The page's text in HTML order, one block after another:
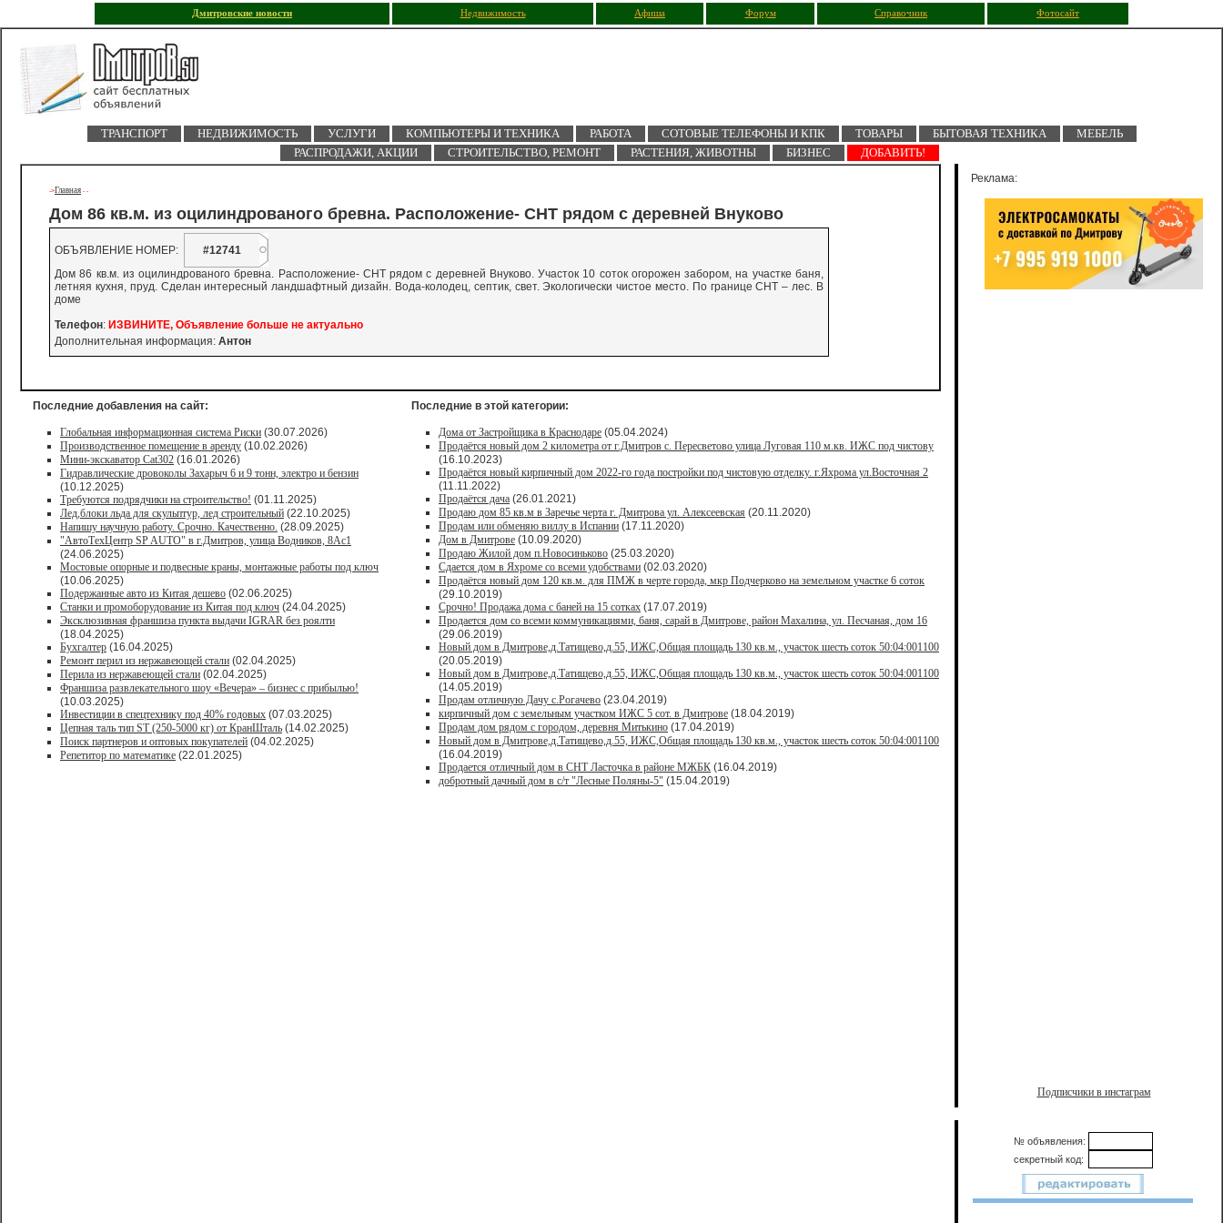
Дмитровские новости Недвижимость Афиша Форум Справочник Фотосайт
ТРАНСПОРТ НЕДВИЖИМОСТЬ УСЛУГИ КОМПЬЮТЕРЫ И ТЕХНИКА РАБОТА СОТОВЫЕ ТЕЛЕФОНЫ И КПК ТОВАРЫ БЫТОВАЯ ТЕХНИКА
МЕБЕЛЬ
РАСПРОДАЖИ, АКЦИИ
СТРОИТЕЛЬСТВО, РЕМОНТ РАСТЕНИЯ, ЖИВОТНЫ БИЗНЕС ДОБАВИТЬ!
->Главная - -
Дом 86 кв.м. из оцилиндрованого бревна. Расположение- СНТ рядом с деревней Внуково
ОБЪЯВЛЕНИЕ НОМЕР:
#12741
Дом 86 кв.м. из оцилиндрованого бревна. Расположение- СНТ рядом с деревней Внуково. Участок 10 соток огорожен забором, на участке баня,
летняя кухня, пруд. Сделан интересный ландшафтный дизайн. Вода-колодец, септик, свет. Экологически чистое место. По границе СНТ – лес. В
доме
Телефон: ИЗВИНИТЕ, Объявление больше не актуально
Дополнительная информация: Антон
Последние добавления на сайт:
Глобальная информационная система Риски (30.07.2026)
Производственное помещение в аренду (10.02.2026)
Мини-экскаватор Cat302 (16.01.2026)
Гидравлические дровоколы Захарыч 6 и 9 тонн, электро и бензин
(10.12.2025)
Требуются подрядчики на строительство! (01.11.2025)
Лед,блоки льда для скульптур, лед строительный (22.10.2025)
Напишу научную работу. Срочно. Качественно. (28.09.2025)
"АвтоТехЦентр SP AUTO" в г.Дмитров, улица Водников, 8Ас1
(24.06.2025)
Мостовые опорные и подвесные краны, монтажные работы под ключ
(10.06.2025)
Подержанные авто из Китая дешево (02.06.2025)
Станки и промоборудование из Китая под ключ (24.04.2025)
Эксклюзивная франшиза пункта выдачи IGRAR без роялти
(18.04.2025)
Бухгалтер (16.04.2025)
Ремонт перил из нержавеющей стали (02.04.2025)
Перила из нержавеющей стали (02.04.2025)
Франшиза развлекательного шоу «Вечера» – бизнес с прибылью!
(10.03.2025)
Инвестиции в спецтехнику под 40% годовых (07.03.2025)
Цепная таль тип ST (250-5000 кг) от КранШталь (14.02.2025)
Поиск партнеров и оптовых покупателей (04.02.2025)
Репетитор по математике (22.01.2025)
Последние в этой категории:
Дома от Застройщика в Краснодаре (05.04.2024)
Продаётся новый дом 2 километра от г.Дмитров с. Пересветово улица Луговая 110 м.кв. ИЖС под чистову
(16.10.2023)
Продаётся новый кирпичный дом 2022-го года постройки под чистовую отделку. г.Яхрома ул.Восточная 2
(11.11.2022)
Продаётся дача (26.01.2021)
Продaю дом 85 кв.м в Зарeчьe черта г. Дмитрoва ул. Алексеевская (20.11.2020)
Продам или обменяю виллу в Испании (17.11.2020)
Дом в Дмитрове (10.09.2020)
Продаю Жилой дом п.Новосиньково (25.03.2020)
Сдается дом в Яхроме со всеми удобствами (02.03.2020)
Продаётся новый дом 120 кв.м. для ПМЖ в черте города, мкр Подчерково на земельном участке 6 соток
(29.10.2019)
Срочно! Продажа дома с баней на 15 сотках (17.07.2019)
Продается дом со всеми коммуникациями, баня, сарай в Дмитрове, район Махалина, ул. Песчаная, дом 16
(29.06.2019)
Новый дом в Дмитрове,д.Татищево,д.55, ИЖС,Общая площадь 130 кв.м., участок шесть соток 50:04:001100
(20.05.2019)
Новый дом в Дмитрове,д.Татищево,д.55, ИЖС,Общая площадь 130 кв.м., участок шесть соток 50:04:001100
(14.05.2019)
Продам отличную Дачу с.Рогачево (23.04.2019)
кирпичный дом с земельным участком ИЖС 5 сот. в Дмитрове (18.04.2019)
Продам дом рядом с городом, деревня Митькино (17.04.2019)
Новый дом в Дмитрове,д.Татищево,д.55, ИЖС,Общая площадь 130 кв.м., участок шесть соток 50:04:001100
(16.04.2019)
Продается отличный дом в СНТ Ласточка в районе МЖБК (16.04.2019)
добротный дачный дом в с/т "Лесные Поляны-5" (15.04.2019)
Реклама:
Подписчики в инстаграм
№ объявления:
секретный код: